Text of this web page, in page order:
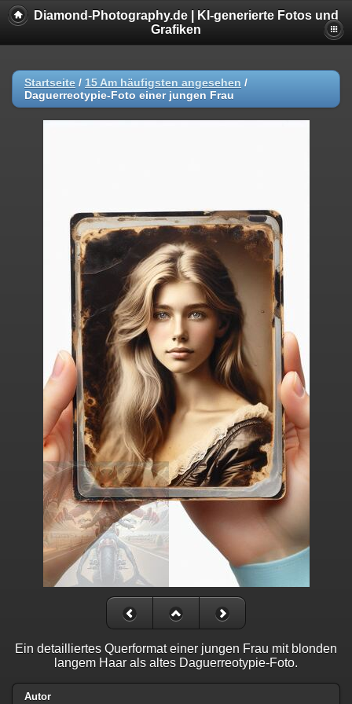
Diamond-Photography.de | KI-generierte Fotos und
Grafiken
Startseite / 15 Am häufigsten angesehen /
Daguerreotypie-Foto einer jungen Frau
Ein detailliertes Querformat einer jungen Frau mit blonden
langem Haar als altes Daguerreotypie-Foto.
Autor